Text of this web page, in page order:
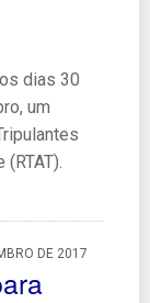
dias 30
um
DE 2017